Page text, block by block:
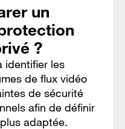
un
?
identifier les
de flux vidéo
de sécurité
afin de définir
adaptée.